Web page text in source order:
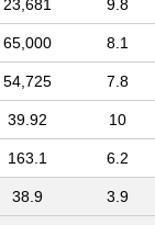
23,681 9.8
65,000 8.1
54,725 7.8
39.92 10
163.1 6.2
38.9 3.9